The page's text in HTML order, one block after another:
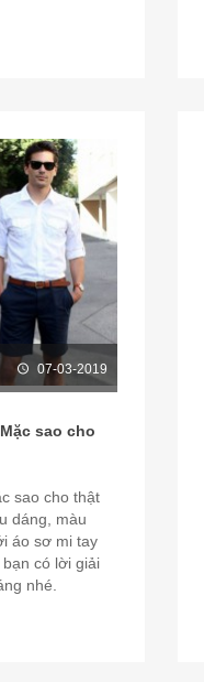
07-03-2019
sao cho
sao cho thật
dáng, màu
áo sơ mi tay
có lời giải
nhé.